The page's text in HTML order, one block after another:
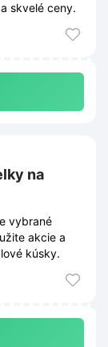
skvelé ceny.
na
vybrané
akcie a
kúsky.